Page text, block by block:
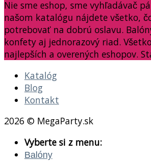
Nie sme eshop, sme vyhľadávač
našom katalógu nájdete všetko,
potrebovať na dobrú oslavu.
konfety aj jednorazový riad.
najlepších a overených eshopov.
Katalóg
Blog
Kontakt
2026 © MegaParty.sk
Vyberte si z menu:
Balóny